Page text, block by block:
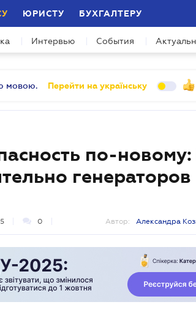
ЮРИСТУ БУХГАЛТЕРУ
Интервью События
мовою. Перейти на українську
по-
генераторов
0 Автор: Александра